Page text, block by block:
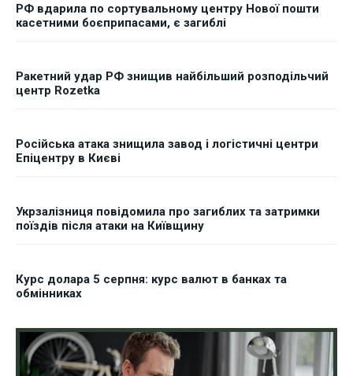
РФ вдарила по сортувальному центру Нової пошти
касетними боєприпасами, є загиблі
Ракетний удар РФ знищив найбільший розподільчий
центр Rozetka
Російська атака знищила завод і логістичні центри
Епіцентру в Києві
Укрзалізниця повідомила про загиблих та затримки
поїздів після атаки на Київщину
Курс долара 5 серпня: курс валют в банках та
обмінниках